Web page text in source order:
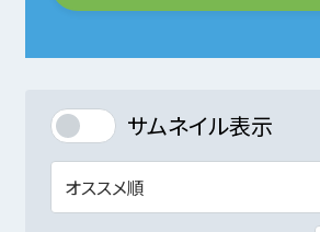
サムネイル表示